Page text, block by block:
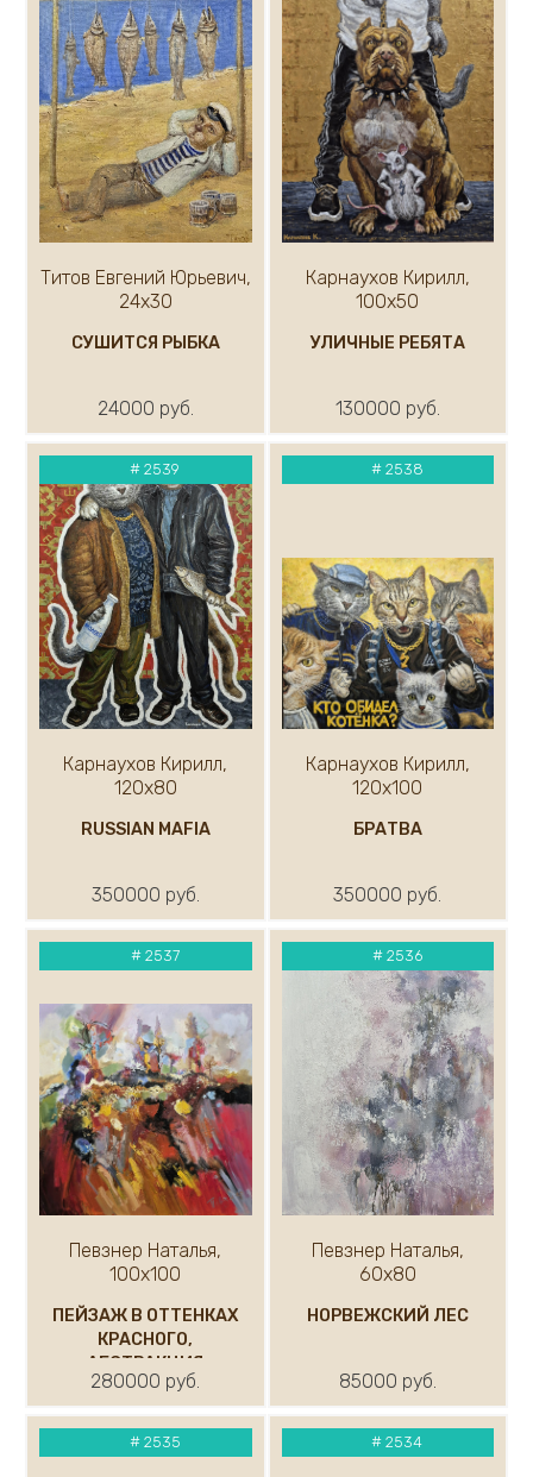
Титов Евгений Юрьевич,
24х30
СУШИТСЯ РЫБКА
24000 руб.
Карнаухов Кирилл,
100х50
УЛИЧНЫЕ РЕБЯТА
130000 руб.
#2539
Карнаухов Кирилл,
120х80
RUSSIAN MAFIA
350000 руб.
# 2538
Карнаухов Кирилл,
120х100
БРАТВА
350000 руб.
# 2537
Певзнер Наталья,
100х100
ПЕЙЗАЖ В ОТТЕНКАХ
КРАСНОГО,
АБСТРАКЦИЯ
280000 руб.
# 2536
Певзнер Наталья,
60х80
НОРВЕЖСКИЙ ЛЕС
85000 руб.
# 2535 # 2534